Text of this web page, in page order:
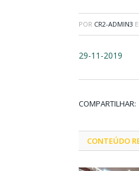
POR CR2-ADMIN3
29-11-2019
COMPARTILHAR:
CONTEÚDO